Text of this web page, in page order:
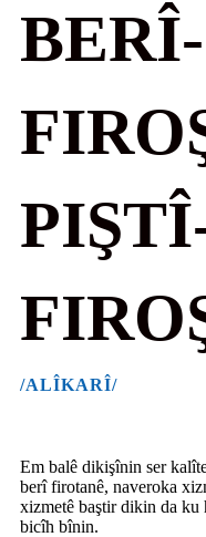
BERÎ-
/ALÎKARÎ/
Em balê dikişînin ser
berî firotanê, naveroka
xizmetê baştir dikin da ku
bicîh bînin.